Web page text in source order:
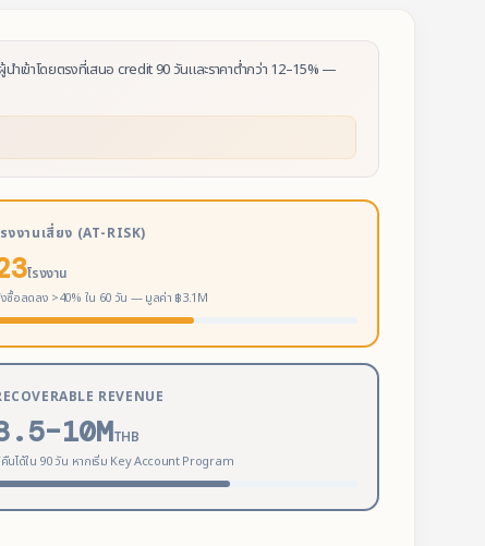
ำเข้าโดยตรงที่เสนอ credit 90 วันและราคาต่ำกว่า 12–15% —
งงานเสี่ยง (AT-RISK)
โรงงาน
ซื้อลดลง >40% ใน 60 วัน — มูลค่า ฿3.1M
REVENUE
THB
นได้ใน 90 วัน หากเริ่ม Key Account Program